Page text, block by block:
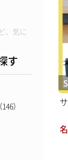
、気に
す
）